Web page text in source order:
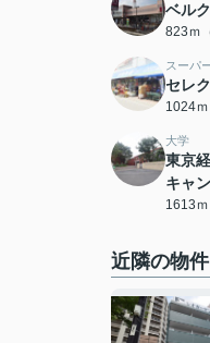
ベル
823ｍ
スーパ
セレ
1024ｍ
大学
東京
キャ
1613ｍ
近隣の物件